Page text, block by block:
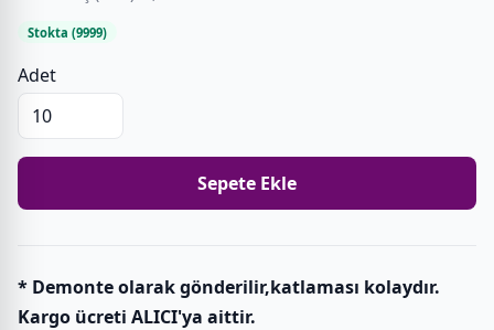
Stokta (9999)
Adet
Sepete Ekle
* Demonte olarak gönderilir,katlaması kolaydır.
Kargo ücreti ALICI'ya aittir.